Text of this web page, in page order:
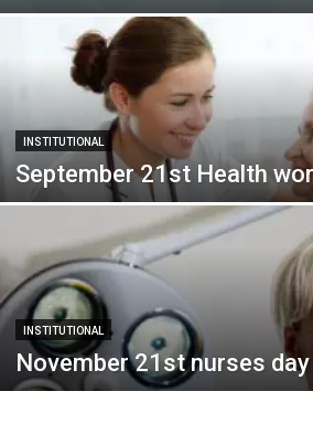
INSTITUTIONAL
September 21st Health
INSTITUTIONAL
November 21st nurses day